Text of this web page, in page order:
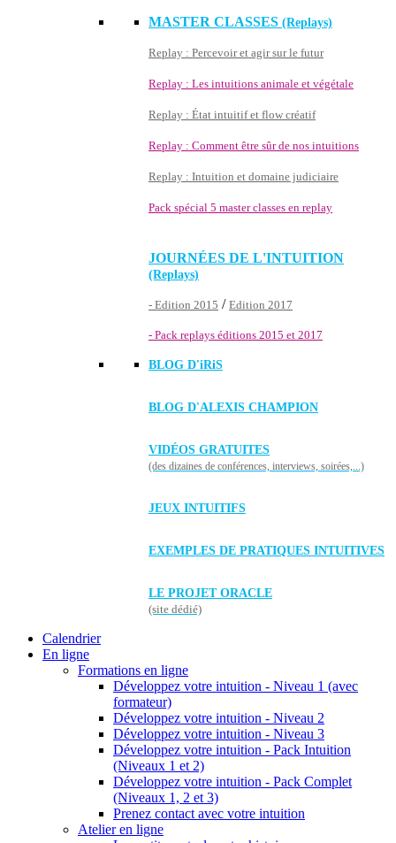
MASTER CLASSES (Replays)
Replay : Percevoir et agir sur le futur
Replay : Les intuitions animale et végétale
Replay : État intuitif et flow créatif
Replay : Comment être sûr de nos intuitions
Replay : Intuition et domaine judiciaire
Pack spécial 5 master classes en replay
JOURNÉES DE L'INTUITION
(Replays)
- Edition 2015 / Edition 2017
- Pack replays éditions 2015 et 2017
BLOG D'iRiS
BLOG D'ALEXIS CHAMPION
VIDÉOS GRATUITES
(des dizaines de conférences, interviews, soirées,...)
JEUX INTUITIFS
EXEMPLES DE PRATIQUES INTUITIVES
LE PROJET ORACLE
(site dédié)
Calendrier
En ligne
Formations en ligne
Développez votre intuition - Niveau 1 (avec
formateur)
Développez votre intuition - Niveau 2
Développez votre intuition - Niveau 3
Développez votre intuition - Pack Intuition
(Niveaux 1 et 2)
Développez votre intuition - Pack Complet
(Niveaux 1, 2 et 3)
Prenez contact avec votre intuition
Atelier en ligne